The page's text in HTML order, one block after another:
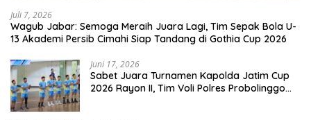
Juli 7, 2026
Wagub Jabar: Semoga Meraih Juara Lagi, Tim Sepak Bola U-
13 Akademi Persib Cimahi Siap Tandang di Gothia Cup 2026
Juni 17, 2026
Sabet Juara Turnamen Kapolda Jatim Cup
2026 Rayon II, Tim Voli Polres Probolinggo